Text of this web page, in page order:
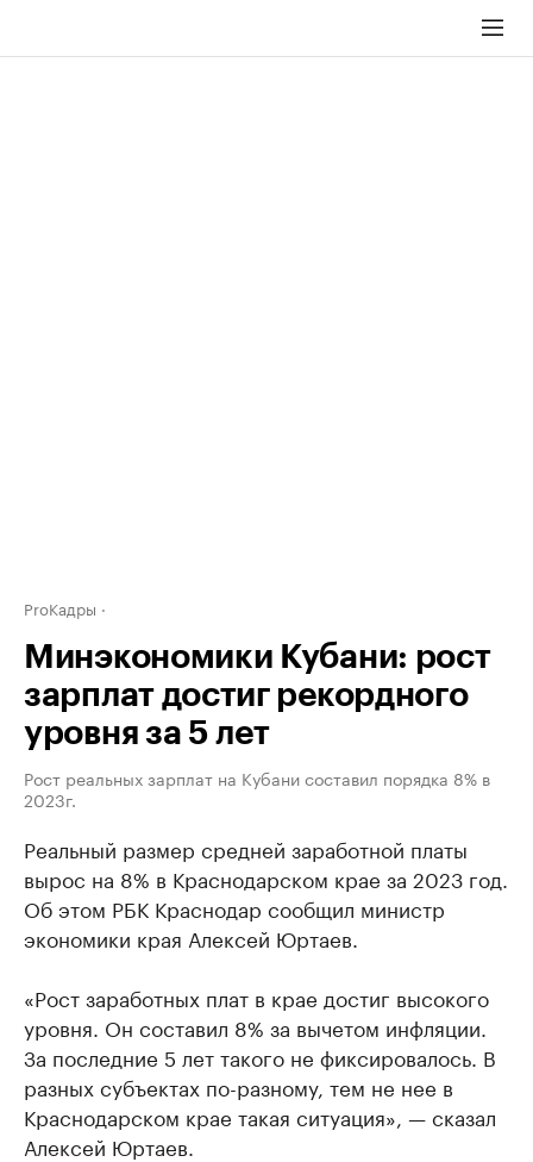
ProКадры
Минэкономики Кубани: рост
зарплат достиг рекордного
уровня за 5 лет
Рост реальных зарплат на Кубани составил порядка 8% в
2023г.
Реальный размер средней заработной платы
вырос на 8% в Краснодарском крае за 2023 год.
Об этом РБК Краснодар сообщил министр
экономики края Алексей Юртаев.
«Рост заработных плат в крае достиг высокого
уровня. Он составил 8% за вычетом инфляции.
За последние 5 лет такого не фиксировалось. В
разных субъектах по-разному, тем не нее в
Краснодарском крае такая ситуация», — сказал
Алексей Юртаев.